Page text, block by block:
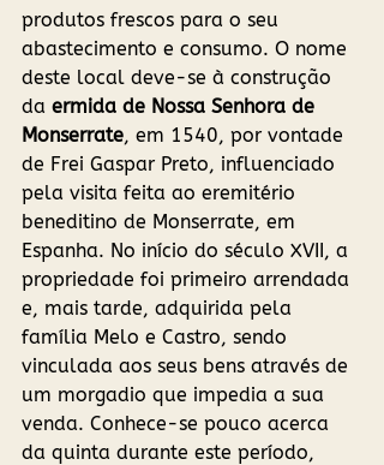
produtos frescos para o seu
abastecimento e consumo. O nome
deste local deve-se à construção
da ermida de Nossa Senhora de
Monserrate, em 1540, por vontade
de Frei Gaspar Preto, influenciado
pela visita feita ao eremitério
beneditino de Monserrate, em
Espanha. No início do século XVII, a
propriedade foi primeiro arrendada
e, mais tarde, adquirida pela
família Melo e Castro, sendo
vinculada aos seus bens através de
um morgadio que impedia a sua
venda. Conhece-se pouco acerca
da quinta durante este período,